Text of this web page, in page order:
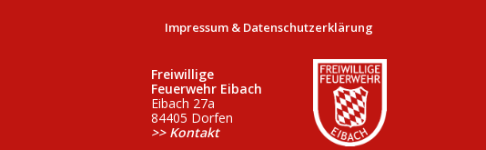
Impressum & Datenschutzerklärung
Freiwillige
Feuerwehr Eibach
Eibach 27a
84405 Dorfen
>> Kontakt